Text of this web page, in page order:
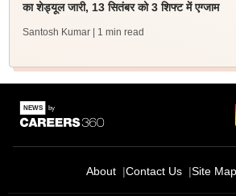
का शेड्यूल जारी, 13 सितंबर को 3 शिफ्ट में एग्जाम
Santosh Kumar | 1 min read
About Contact Us Site Map